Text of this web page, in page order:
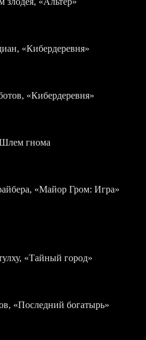
«Кибердеревня»
«Кибердеревня»
гнома
«Майор Гром: Игра»
«Тайный город»
«Последний богатырь»